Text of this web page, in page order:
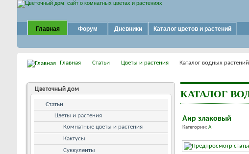
Главная Форум Дневники Каталог цветов и растений
Главная Статьи Цветы и растения Каталог водных растений
КАТАЛОГ
Аир злаковый
Категории: А
Цветочный дом
Статьи
Цветы и растения
Комнатные цветы и растения
Кактусы
Суккуленты